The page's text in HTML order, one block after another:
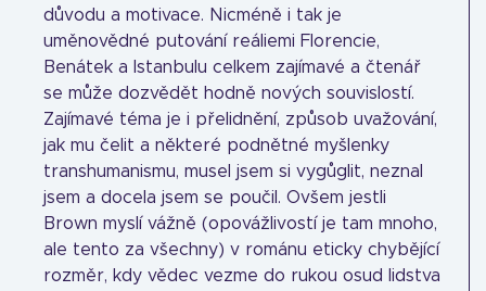
důvodu a motivace. Nicméně i tak je
uměnovědné putování reáliemi Florencie,
Benátek a Istanbulu celkem zajímavé a čtenář
se může dozvědět hodně nových souvislostí.
Zajímavé téma je i přelidnění, způsob uvažování,
jak mu čelit a některé podnětné myšlenky
transhumanismu, musel jsem si vygůglit, neznal
jsem a docela jsem se poučil. Ovšem jestli
Brown myslí vážně (opovážlivostí je tam mnoho,
ale tento za všechny) v románu eticky chybějící
rozměr, kdy vědec vezme do rukou osud lidstva